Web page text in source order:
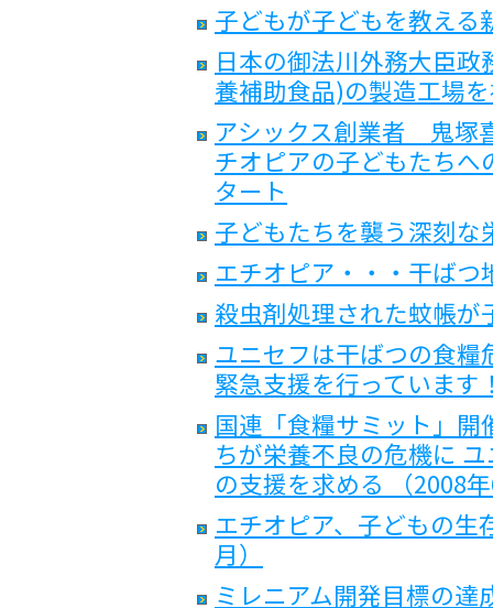
子どもが子どもを教える
日本の御法川外務大臣政
養補助食品)の製造工場
アシックス創業者 鬼塚
チオピアの子どもたち
タート
子どもたちを襲う深刻な
エチオピア・・・干ば
殺虫剤処理された蚊帳
ユニセフは干ばつの食
緊急支援を行っています
国連「食糧サミット」
ちが栄養不良の危機に
の支援を求める （2008
エチオピア、子どもの生
月）
ミレニアム開発目標の